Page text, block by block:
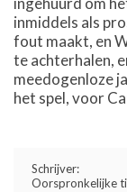
inmiddels als
fout maakt, en
te achterhalen,
meedogenloze
het spel, voor
Schrijver:
Oorspronkelijke